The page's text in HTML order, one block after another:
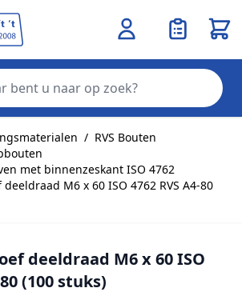
/ RVS Bouten
met binnenzeskant ISO 4762
M6 x 60 ISO 4762 RVS A4-80
deeldraad M6 x 60 ISO
(100 stuks)